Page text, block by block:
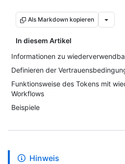
Als Markdown kopieren
In diesem Artikel
Informationen zu
Definieren der
Funktionsweise des Tokens mit
Workflows
Beispiele
Hinweis